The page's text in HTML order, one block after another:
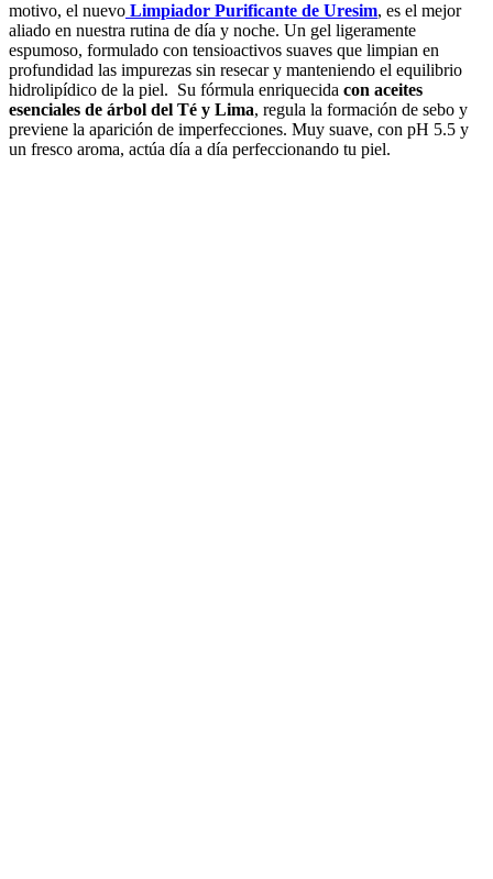
motivo, el nuevo Limpiador Purificante de Uresim, es el mejor
aliado en nuestra rutina de día y noche. Un gel ligeramente
espumoso, formulado con tensioactivos suaves que limpian en
profundidad las impurezas sin resecar y manteniendo el equilibrio
hidrolipídico de la piel. Su fórmula enriquecida con aceites
esenciales de árbol del Té y Lima, regula la formación de sebo y
previene la aparición de imperfecciones. Muy suave, con pH 5.5 y
un fresco aroma, actúa día a día perfeccionando tu piel.